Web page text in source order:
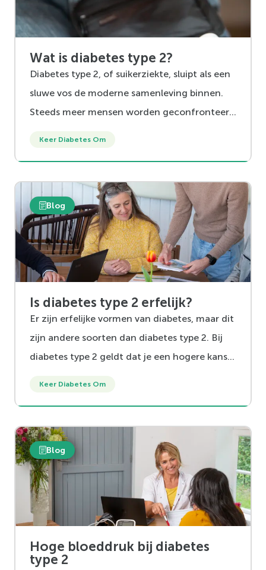
Wat is diabetes type 2?
Diabetes type 2, of suikerziekte, sluipt als een
sluwe vos de moderne samenleving binnen.
Steeds meer mensen worden geconfronteerd
met diabetes type 1? In deze blog leggen we
het je uit en geven we je tips om diabetes type
2 onder controle te houden.
Keer Diabetes Om
Blog
Is diabetes type 2 erfelijk?
Er zijn erfelijke vormen van diabetes, maar dit
zijn andere soorten dan diabetes type 2. Bij
diabetes type 2 geldt dat je een hogere kans
Overgewicht en weinig bewegen spelen hierin
een belangrijke rol.
Keer Diabetes Om
Blog
Hoge bloeddruk bij diabetes
type 2